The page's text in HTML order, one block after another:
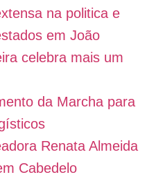
na politica e
em João
celebra mais um
da Marcha para
Renata Almeida
Cabedelo